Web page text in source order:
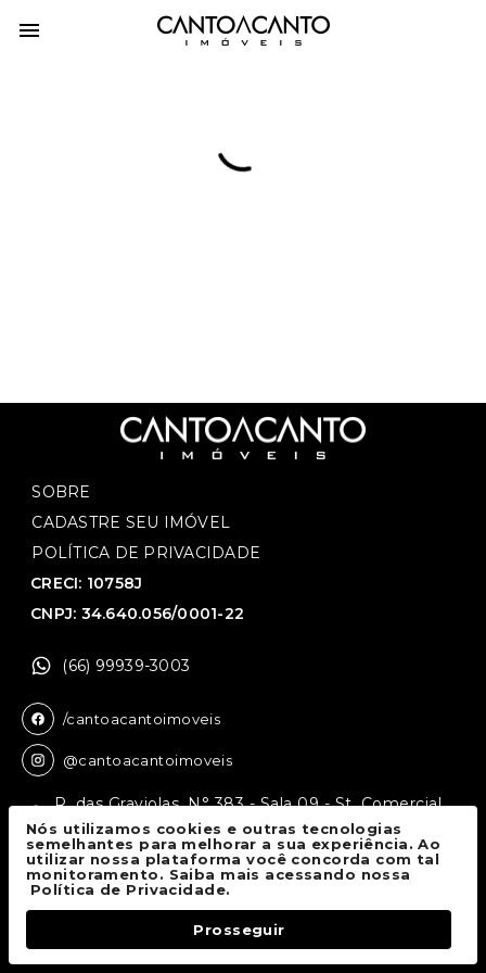
SOBRE
CADASTRE SEU IMÓVEL
POLÍTICA DE PRIVACIDADE
CRECI: 10758J
CNPJ: 34.640.056/0001-22
(66) 99939-3003
/cantoacantoimoveis
@cantoacantoimoveis
R. das Graviolas, N° 383 - Sala 09 - St. Comercial,
Sinop - MT, 78550-136
Canto a Canto Imóveis© 2026.
Todos os direitos reservados.
Nós utilizamos cookies e outras tecnologias
semelhantes para melhorar a sua experiência. Ao
utilizar nossa plataforma você concorda com tal
monitoramento. Saiba mais acessando nossa
Política de Privacidade.
Prosseguir